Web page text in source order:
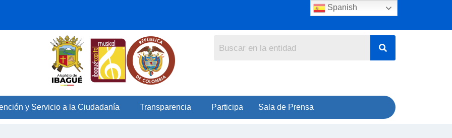
y Servicio a la Ciudadanía Transparencia Participa Sala de Prensa
Spanish